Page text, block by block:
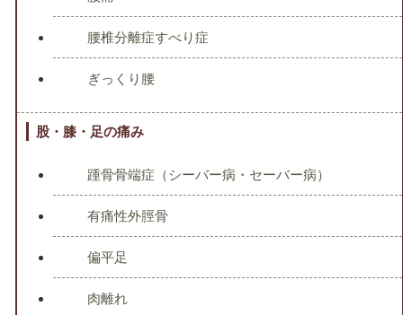
腰椎分離症すべり症
ぎっくり腰
股・膝・足の痛み
踵骨骨端症（シーバー病・セーバー病）
有痛性外脛骨
偏平足
肉離れ